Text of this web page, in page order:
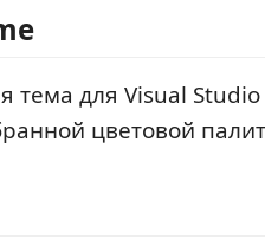
тема для Visual Studio
цветовой